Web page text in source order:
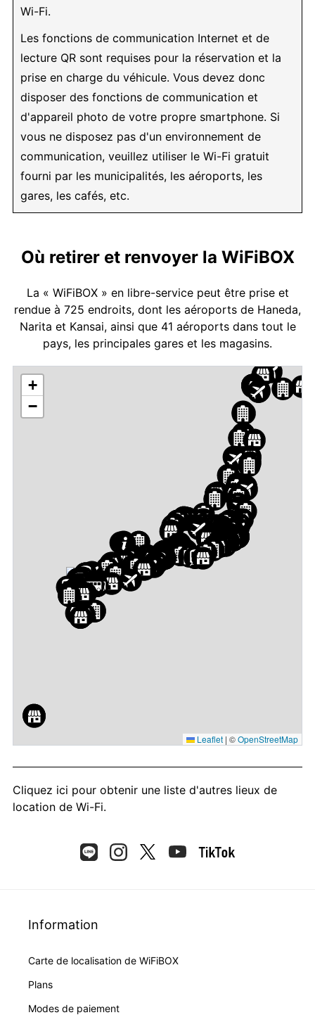
Wi-Fi.
Les fonctions de communication Internet et de
lecture QR sont requises pour la réservation et la
prise en charge du véhicule. Vous devez donc
disposer des fonctions de communication et
d'appareil photo de votre propre smartphone. Si
vous ne disposez pas d'un environnement de
communication, veuillez utiliser le Wi-Fi gratuit
fourni par les municipalités, les aéroports, les
gares, les cafés, etc.
Où retirer et renvoyer la WiFiBOX
La « WiFiBOX » en libre-service peut être prise et
rendue à 725 endroits, dont les aéroports de Haneda,
Narita et Kansai, ainsi que 41 aéroports dans tout le
pays, les principales gares et les magasins.
+
−
Leaflet | ©OpenStreetMap
Cliquez ici pour obtenir une liste d'autres lieux de
location de Wi-Fi.
Information
Carte de localisation de WiFiBOX
Plans
Modes de paiement